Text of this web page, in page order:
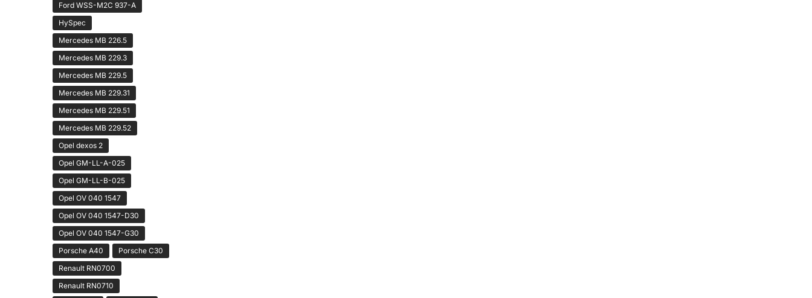
Ford WSS-M2C 937-A
HySpec
Mercedes MB 226.5
Mercedes MB 229.3
Mercedes MB 229.5
Mercedes MB 229.31
Mercedes MB 229.51
Mercedes MB 229.52
Opel dexos 2
Opel GM-LL-A-025
Opel GM-LL-B-025
Opel OV 040 1547
Opel OV 040 1547-D30
Opel OV 040 1547-G30
Porsche A40
Porsche C30
Renault RN0700
Renault RN0710